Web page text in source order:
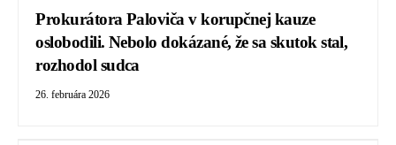
Prokurátora Paloviča v korupčnej kauze
oslobodili. Nebolo dokázané, že sa skutok stal,
rozhodol sudca
26. februára 2026